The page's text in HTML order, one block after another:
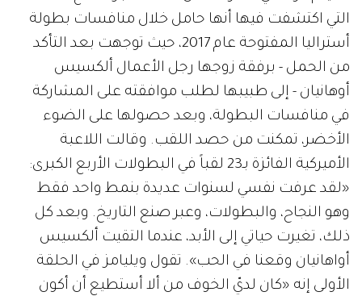
التي اكتشفت فيها أنها حامل خلال منافسات بطولة
أستراليا المفتوحة عام 2017، حيث توجهت بعد التأكد
من الحمل - برفقة زوجها رجل الأعمال ألكسيس
أوهانيان - إلى طبيبها لطلب موافقته على المشاركة
في منافسات البطولة، وبعد حصولها على الضوء
الأخضر، تمكنت من حصد اللقب. وقالت اللاعبة
الأميركية الفائزة بـ23 لقباً في البطولات الأربع الكبرى:
«لقد عرفت نفسي لسنوات عديدة بنمط واحد فقط
وهو النجاح، والبطولات، وعبر صنع التاريخ. وبعد كل
ذلك، تغيرت حياتي إلى الأبد، عندما التقيت ألكسيس
أواهانيان وقعنا في الحب». تقول ويليامز في الحلقة
الأولى إنه «كان لديّ الخوف من ألا أستطيع أن أكون